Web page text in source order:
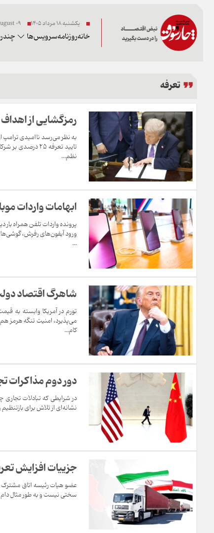
یکشنبه ۱۸ مرداد ۱۴۰۵ 09 2026August
خانهروزنامهسرویس‌ها
تعرفه
رمزگشایی از اهداف تعرفه ۲۵ درصدی
به نظر می‌رسد ناامیدی
تایید تعرفه ۲۵
نظم...
ابهامات واردات
پرونده واردات تلفن همراه
ورود آیفون‌های رفرش،
...
شاهرگ اقتصاد
تورم در آمریکا وابسته به
می‌پذیرد، امنیت تنگه هرمز هم
کام...
دور دوم مذاکرات
در شرایطی که تبادلات تجاری
نشانه‌ای از تلاش برای
جزییات افزایش
عضو هیات رئیسه اتاق مشترک
سختی نیست و به طور مثال دام